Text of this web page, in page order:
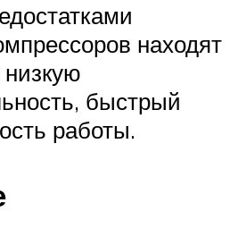
находят
низкую
быстрый
работы.